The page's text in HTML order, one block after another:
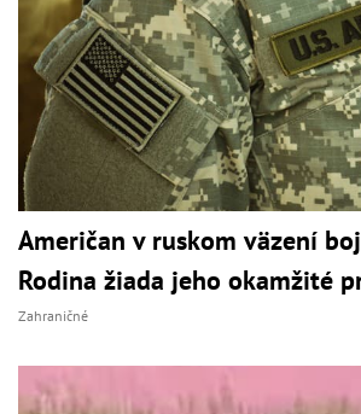
Američan v ruskom väzení
Rodina žiada jeho okamžité
Zahraničné